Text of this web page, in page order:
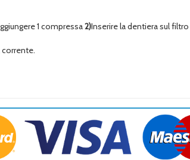
1 compressa2)Inserire la dentiera sul